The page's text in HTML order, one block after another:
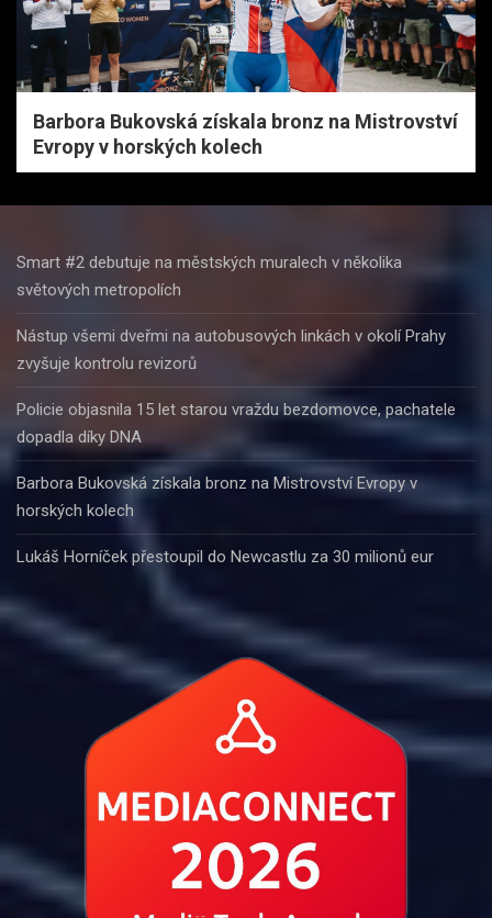
Barbora Bukovská získala bronz na Mistrovství
Evropy v horských kolech
Smart #2 debutuje na městských muralech v několika
světových metropolích
Nástup všemi dveřmi na autobusových linkách v okolí Prahy
zvyšuje kontrolu revizorů
Policie objasnila 15 let starou vraždu bezdomovce, pachatele
dopadla díky DNA
Barbora Bukovská získala bronz na Mistrovství Evropy v
horských kolech
Lukáš Horníček přestoupil do Newcastlu za 30 milionů eur